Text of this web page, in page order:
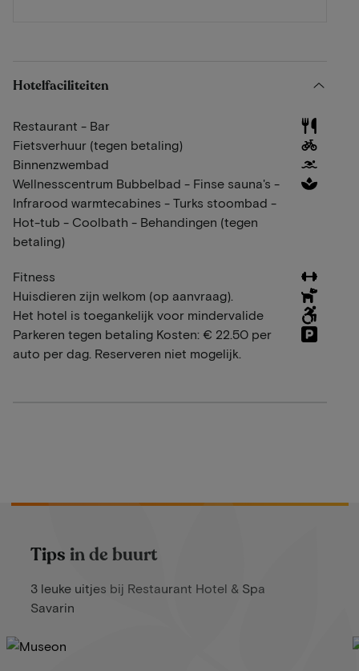
Hotelfaciliteiten
Restaurant - Bar
Fietsverhuur (tegen betaling)
Binnenzwembad
Wellnesscentrum Bubbelbad - Finse sauna's -
Infrarood warmtecabines - Turks stoombad -
Hot-tub - Coolbath - Behandingen (tegen
betaling)
Fitness
Huisdieren zijn welkom (op aanvraag).
Het hotel is toegankelijk voor mindervalide
Parkeren tegen betaling Kosten: € 22.50 per
auto per dag. Reserveren niet mogelijk.
Tips in de buurt
3 leuke uitjes bij Restaurant Hotel & Spa
Savarin